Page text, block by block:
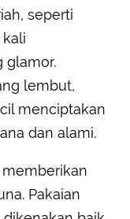
seperti
glamor.
lembut,
menciptakan
dan alami.
Pakaian